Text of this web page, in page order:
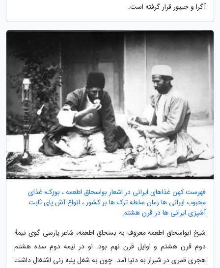
آگرا و جیپور قرار گرفته است.
فهرست کهن غذاهای ایرانی در اشعار بواسحاق اطعمه ، بورَک؛ غذای
محبوب ایرانی ها زمان سلطه ترک ها بر کشور ، انواع آش پای ثابت
آشپزی ایرانی ها در قرن هشتم
شیخ ابواسحاق اطعمه معروف به بسحاق اطعمه، شاعر پارسی گوی نیمهٔ
دوم قرن هشتم و اوایل قرن نهم بود. او در نیمه دوم سده هشتم
هجری قمری در شیراز به دنیا آمد. چون به شغل پنبه زنی اشتغال داشت